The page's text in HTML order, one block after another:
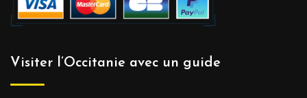
Visiter l’Occitanie avec un guide